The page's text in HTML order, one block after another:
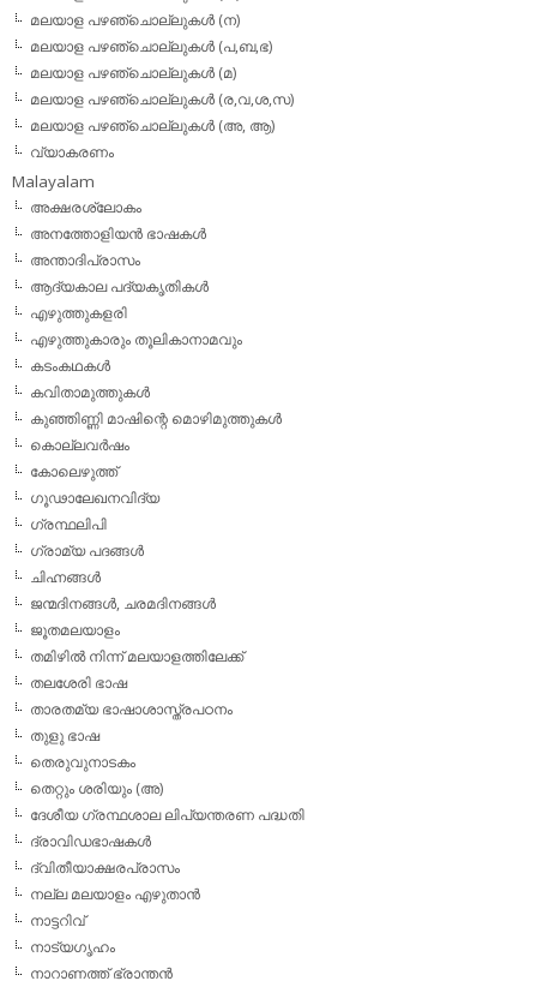
മലയാള പഴഞ്ചൊല്ലുകള്‍ (ന)
മലയാള പഴഞ്ചൊല്ലുകള്‍ (പ,ബ,ഭ)
മലയാള പഴഞ്ചൊല്ലുകള്‍ (മ)
മലയാള പഴഞ്ചൊല്ലുകള്‍ (ര,വ,ശ,സ)
മലയാള പഴഞ്ചൊല്ലുകൾ (അ, ആ)
വ്യാകരണം
Malayalam
അക്ഷരശ്ലോകം
അനത്തോളിയന്‍ ഭാഷകള്‍
അന്താദിപ്രാസം
ആദ്യകാല പദ്യകൃതികള്‍
എഴുത്തുകളരി
എഴുത്തുകാരും തൂലികാനാമവും
കടംകഥകള്‍
കവിതാമുത്തുകള്‍
കുഞ്ഞിണ്ണി മാഷിന്റെ മൊഴിമുത്തുകള്‍
കൊല്ലവര്‍ഷം
കോലെഴുത്ത്
ഗൂഢാലേഖനവിദ്യ
ഗ്രന്ഥലിപി
ഗ്രാമ്യ പദങ്ങള്‍
ചിഹ്നങ്ങള്‍
ജന്മദിനങ്ങള്‍, ചരമദിനങ്ങള്‍
ജൂതമലയാളം
തമിഴില്‍ നിന്ന് മലയാളത്തിലേക്ക്
തലശേരി ഭാഷ
താരതമ്യ ഭാഷാശാസ്ത്രപഠനം
തുളു ഭാഷ
തെരുവുനാടകം
തെറ്റും ശരിയും (അ)
ദേശീയ ഗ്രന്ഥശാല ലിപ്യന്തരണ പദ്ധതി
ദ്രാവിഡഭാഷകള്‍
ദ്വിതീയാക്ഷരപ്രാസം
നല്ല മലയാളം എഴുതാന്‍
നാട്ടറിവ്
നാട്യഗൃഹം
നാറാണത്ത് ഭ്രാന്തന്‍